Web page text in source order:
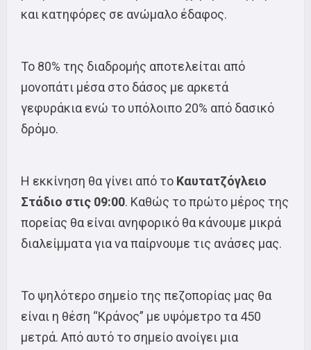
και κατηφόρες σε ανώμαλο έδαφος.
Το 80% της διαδρομής αποτελείται από
μονοπάτι μέσα στο δάσος με αρκετά
γεφυράκια ενώ το υπόλοιπο 20% από δασικό
δρόμο.
Η εκκίνηση θα γίνει από το Καυτατζόγλειο
Στάδιο στις 09:00. Καθώς το πρώτο μέρος της
πορείας θα είναι ανηφορικό θα κάνουμε μικρά
διαλείμματα για να παίρνουμε τις ανάσες μας.
Το ψηλότερο σημείο της πεζοπορίας μας θα
είναι η θέση “Κράνος” με υψόμετρο τα 450
μετρά. Από αυτό το σημείο ανοίγει μια